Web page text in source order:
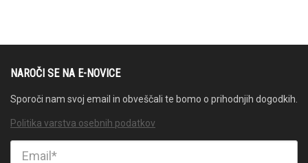
NAROČI SE NA E-NOVICE
Sporoči nam svoj email in obveščali te bomo o prihodnjih dogodkih.
Politika varstva osebnih podatkov